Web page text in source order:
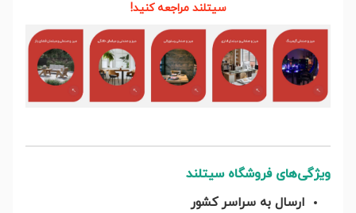
سیتلند مراجعه کنید!
ویژگی‌های فروشگاه سیتلند
ارسال به سراسر کشور